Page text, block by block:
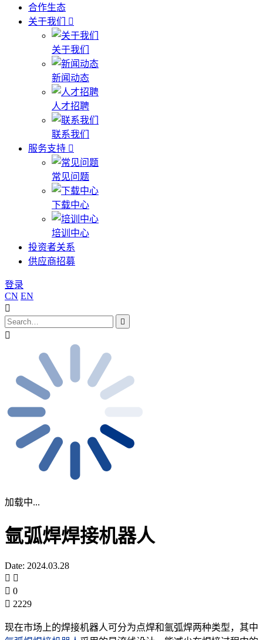
合作生态
关于我们
关于我们
新闻动态
人才招聘
联系我们
服务支持
常见问题
下载中心
培训中心
投资者关系
供应商招募
登录
CN EN
加载中...
氩弧焊焊接机器人
Date: 2024.03.28
0
2229
现在市场上的焊接机器人可分为点焊和氩弧焊两种类型，其中